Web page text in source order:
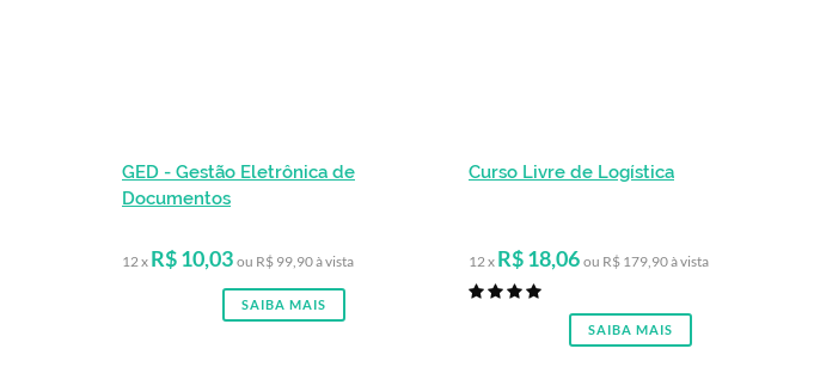
GED - Gestão Eletrônica de
Documentos
12 x R$ 10,03 ou R$ 99,90 à vista
SAIBA MAIS
Curso Livre de Logística
12 x R$ 18,06 ou R$ 179,90 à vista
SAIBA MAIS